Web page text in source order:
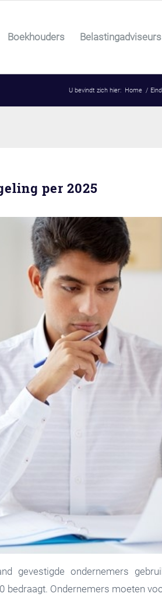
Boekhouders Belastingadviseurs
U bevindt zich hier: Home /
per 2025
gevestigde ondernemers
Ondernemers moeten